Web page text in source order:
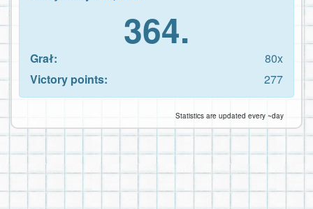
364.
Grał:
80x
Victory points:
277
Statistics are updated every ~day